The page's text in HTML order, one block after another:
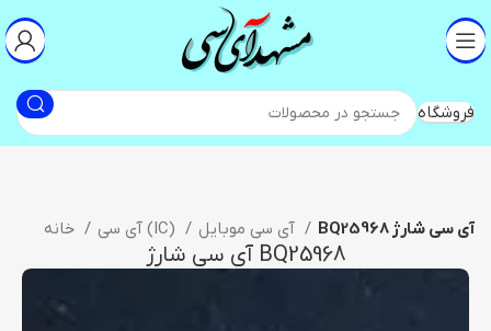
فروشگاه
آی سی (IC) BQ25968 آی سی شارژ
BQ25968 آی سی شارژ